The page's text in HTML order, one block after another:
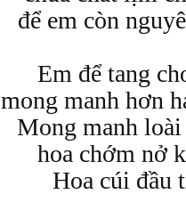
để em còn
Em để tang
mong manh hơn
Mong manh
hoa chớm nở
Hoa cúi đầu